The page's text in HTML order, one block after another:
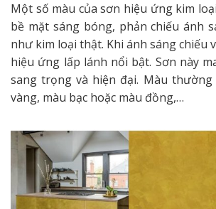
Một số màu của sơn hiệu ứng kim
bề mặt sáng bóng, phản chiếu ánh
như kim loại thật. Khi ánh sáng chiếu
hiệu ứng lấp lánh nổi bật. Sơn này
sang trọng và hiện đại. Màu
vàng, màu bạc hoặc màu đồng,…